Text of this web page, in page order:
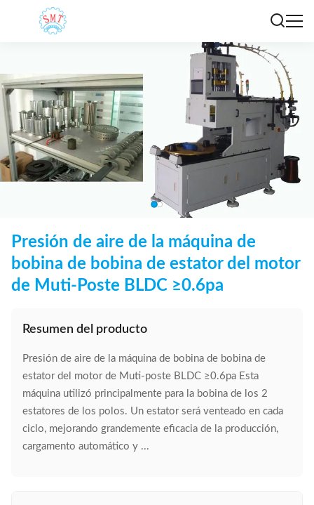
Presión de aire de la máquina de
bobina de bobina de estator del motor
de Muti-Poste BLDC ≥0.6pa
Resumen del producto
Presión de aire de la máquina de bobina de bobina de
estator del motor de Muti-poste BLDC ≥0.6pa Esta
máquina utilizó principalmente para la bobina de los 2
estatores de los polos. Un estator será venteado en cada
ciclo, mejorando grandemente eficacia de la producción,
cargamento automático y ...